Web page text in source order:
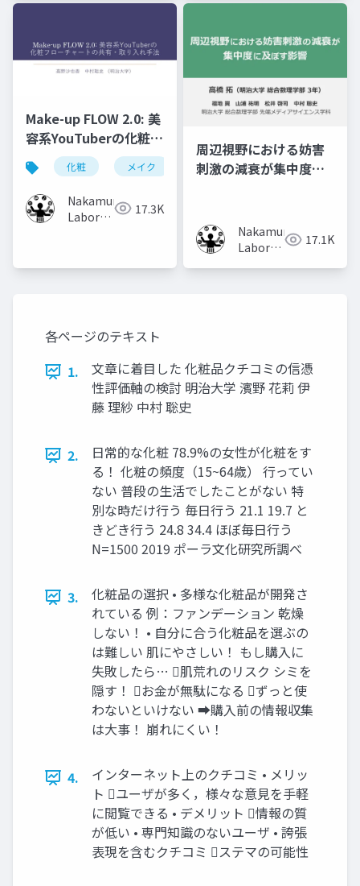
University)
Make-up FLOW 2.0: 美
容系YouTuberの化粧フ
ローチャートの共有・
取り入れ手法
化粧 メイク 化粧工程 フローチャート
Nakamura
Laboratory 17.3K
周辺視野における妨害
刺激の減衰が集中度に
Nakamura
Laboratory 17.1K
各ページのテキスト
1.
文章に着目した 化粧品クチコミの信憑
性評価軸の検討 明治大学 濱野 花莉 伊
藤 理紗 中村 聡史
2.
日常的な化粧 78.9%の女性が化粧をす
る！ 化粧の頻度（15~64歳） 行ってい
ない 普段の生活でしたことがない 特
別な時だけ行う 毎日行う 21.1 19.7 と
きどき行う 24.8 34.4 ほぼ毎日行う
N=1500 2019 ポーラ文化研究所調べ
3.
化粧品の選択 • 多様な化粧品が開発さ
れている 例：ファンデーション 乾燥
しない！ • 自分に合う化粧品を選ぶの
は難しい 肌にやさしい！ もし購入に
失敗したら… 肌荒れのリスク シミを
隠す！ お金が無駄になる ずっと使
わないといけない ➡︎購入前の情報収集
は大事！ 崩れにくい！
4.
インターネット上のクチコミ • メリッ
ト ユーザが多く，様々な意見を手軽
に閲覧できる • デメリット 情報の質
が低い • 専門知識のないユーザ • 誇張
表現を含むクチコミ ステマの可能性